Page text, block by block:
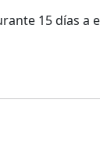
15 días